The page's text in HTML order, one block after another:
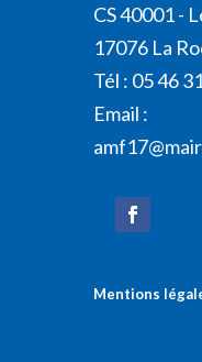
CS 40001 -
17076 La
Tél : 05 46
Email :
Mentions